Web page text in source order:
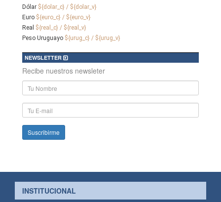
Dólar ${dolar_c} / ${dolar_v}
Euro ${euro_c} / ${euro_v}
Real ${real_c} / ${real_v}
Peso Uruguayo ${urug_c} / ${urug_v}
NEWSLETTER
Recibe nuestros newsleter
Nombre
y
Apellido
E-
mail
INSTITUCIONAL